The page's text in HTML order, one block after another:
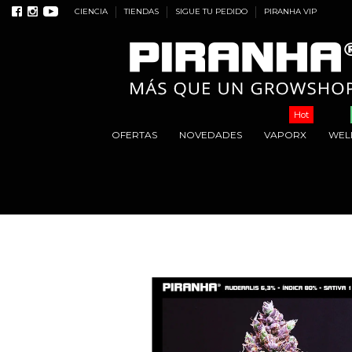
CIENCIA TIENDAS SIGUE TU PEDIDO PIRANHA VIP
OFERTAS NOVEDADES VAPORX
Hot